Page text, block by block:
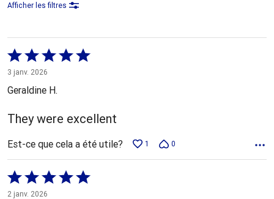
Afficher les filtres
Coté
5 sur
5
3 janv. 2026
Geraldine H.
They were excellent
Est-ce que cela a été utile? 1 0
Coté
5 sur
2 janv. 2026